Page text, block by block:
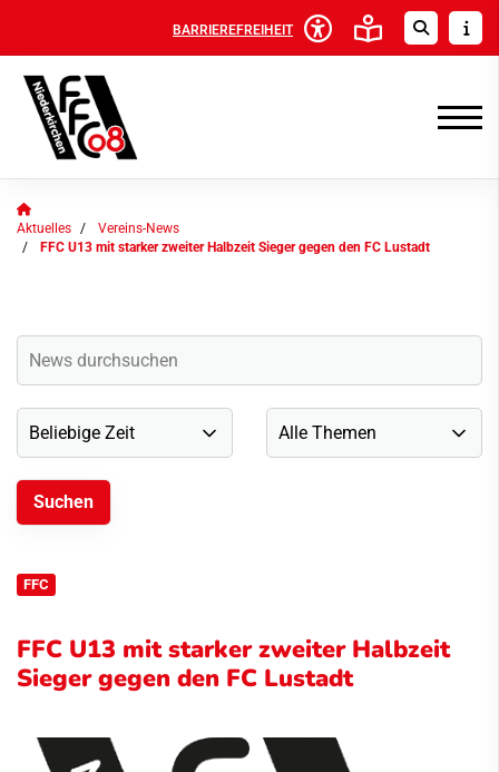
BARRIEREFREIHEIT
Aktuelles
Vereins-News
FFC U13 mit starker zweiter Halbzeit Sieger gegen den FC Lustadt
FFC
FFC U13 mit starker zweiter Halbzeit
Sieger gegen den FC Lustadt